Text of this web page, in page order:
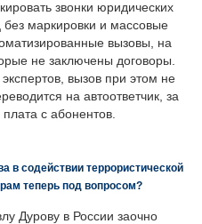
звонки юридических
без маркировки и массовые
вызовы, на
не заключены договоры.
вызов при этом не
на автоответчик, за
с абонентов.
в содействии террористической
теперь под вопросом?
Дурову в России заочно